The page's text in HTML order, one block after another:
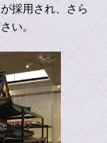
採用され、さら
い。